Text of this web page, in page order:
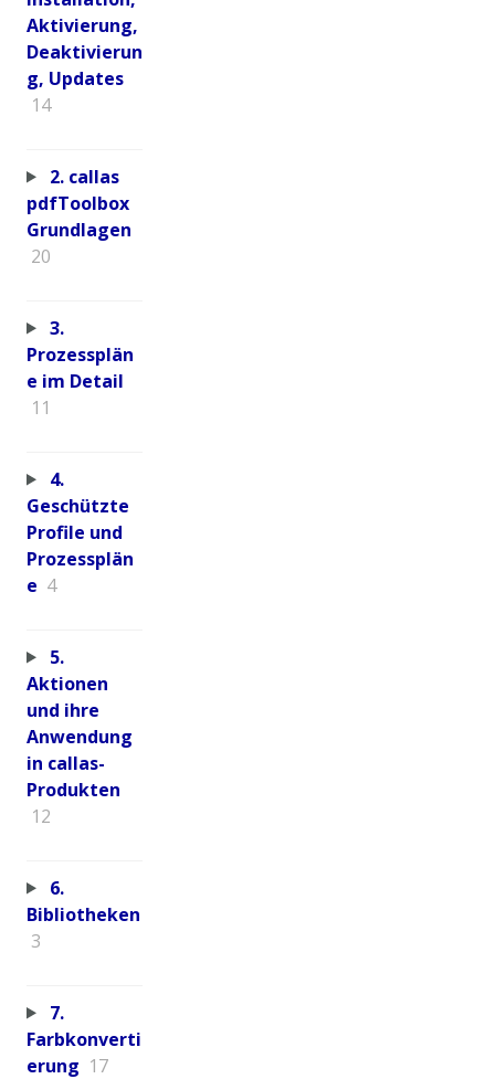
Aktivierung,
Deaktivierun
g, Updates
14
2. callas
pdfToolbox
Grundlagen
20
3.
Prozessplän
e im Detail
11
4.
Geschützte
Profile und
Prozessplän
e 4
5.
Aktionen
und ihre
Anwendung
in callas-
Produkten
12
6.
Bibliotheken
3
7.
Farbkonverti
erung 17